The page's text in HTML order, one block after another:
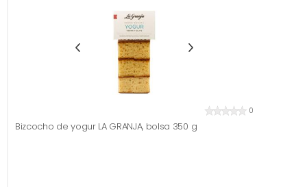
0
Bizcocho de yogur LA GRANJA, bolsa 350 g